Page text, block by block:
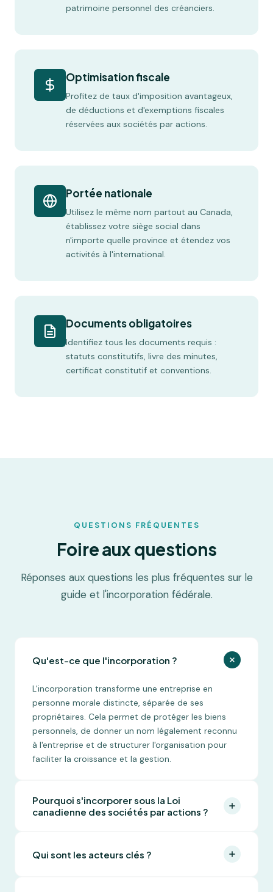
patrimoine personnel des créanciers.
Optimisation fiscale
Profitez de taux d'imposition avantageux,
de déductions et d'exemptions fiscales
réservées aux sociétés par actions.
Portée nationale
Utilisez le même nom partout au Canada,
établissez votre siège social dans
n'importe quelle province et étendez vos
activités à l'international.
Documents obligatoires
Identifiez tous les documents requis :
statuts constitutifs, livre des minutes,
certificat constitutif et conventions.
QUESTIONS FRÉQUENTES
Foire aux questions
Réponses aux questions les plus fréquentes sur le
guide et l'incorporation fédérale.
Qu'est-ce que l'incorporation ?
L'incorporation transforme une entreprise en
personne morale distincte, séparée de ses
propriétaires. Cela permet de protéger les biens
personnels, de donner un nom légalement reconnu
à l'entreprise et de structurer l'organisation pour
faciliter la croissance et la gestion.
Pourquoi s'incorporer sous la Loi
canadienne des sociétés par actions ?
par actions permet d'exploiter une entreprise à
l'échelle nationale avec un nom protégé dans tout
Qui sont les acteurs clés ?